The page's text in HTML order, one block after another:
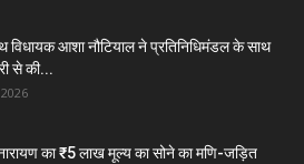
विधायक आशा नौटियाल ने प्रतिनिधिमंडल के साथ
से की...
का ₹5 लाख मूल्य का सोने का मणि-जड़ित